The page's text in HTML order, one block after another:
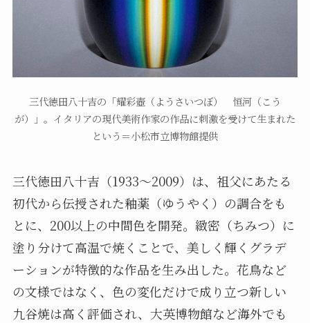
三代徳田八十吉の「耀彩壺（ようさいつぼ） 恒河（こう
が）」。イタリアの現代美術作家の作品に刺激を受けて生まれた
という＝小松市立博物館提供
三代徳田八十吉（1933～2009）は、祖父にあたる
初代から伝授された釉薬（ゆうやく）の調合をも
とに、200以上の中間色を開発。緻密（ちみつ）に
塗り分けて高温で焼くことで、美しく輝くグラデ
ーションが特徴的な作品を生み出した。花鳥など
の文様ではなく、色の変化だけで成り立つ新しい
九谷焼は高く評価され、大英博物館など海外でも